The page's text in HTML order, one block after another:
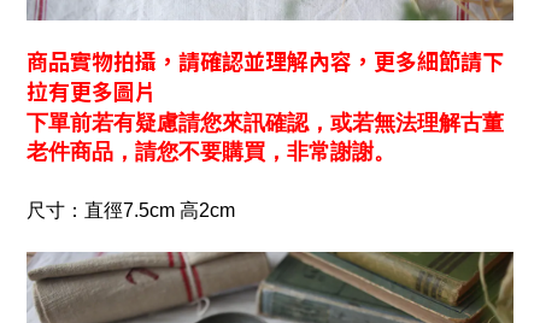
商品實物拍攝，請確認並理解內容，更多細節請下
拉有更多圖片
下單前若有疑慮請您來訊確認，或若無法理解古董
老件商品，請您不要購買，非常謝謝。
尺寸：直徑7.5cm 高2cm